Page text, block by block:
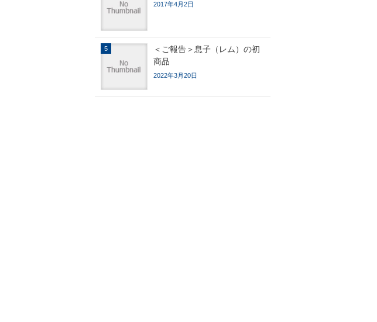
2017年4月2日
＜ご報告＞息子（レム）の初
商品
2022年3月20日